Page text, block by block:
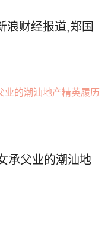
浪财经报道,郑国
承父业的潮汕地